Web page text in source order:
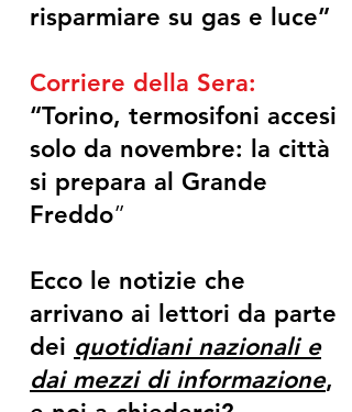
risparmiare su gas e luce”
Corriere della Sera:
“Torino, termosifoni accesi
solo da novembre: la città
si prepara al Grande
Freddo”
Ecco le notizie che
arrivano ai lettori da parte
dei quotidiani nazionali e
dai mezzi di informazione,